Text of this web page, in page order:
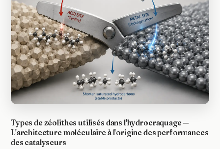
Types de zéolithes utilisés dans l'hydrocraquage —
L'architecture moléculaire à l'origine des performances
des catalyseurs